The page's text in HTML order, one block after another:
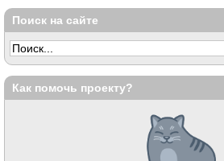
Поиск на сайте
Как помочь проекту?